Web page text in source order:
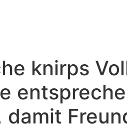
knirps
damit